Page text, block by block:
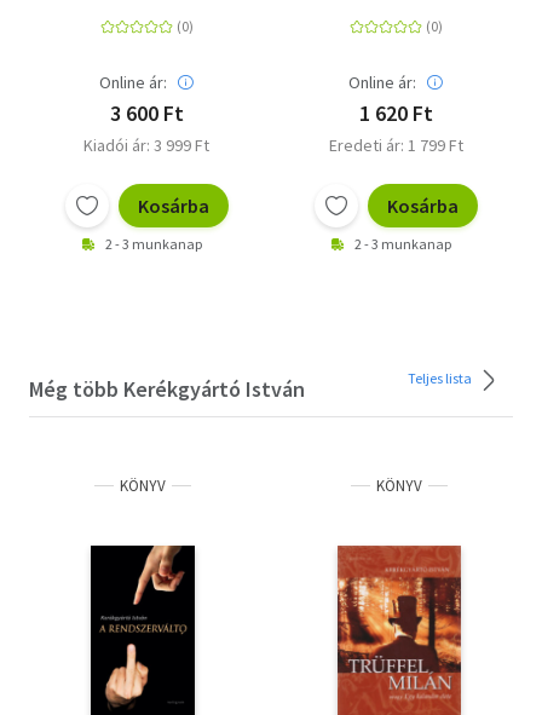
Online ár:
3 600 Ft
Kiadói ár: 3 999 Ft
Kosárba
2 - 3 munkanap
Online ár:
1 620 Ft
Eredeti ár: 1 799 Ft
Kosárba
2 - 3 munkanap
Még több Kerékgyártó István Teljes lista
KÖNYV KÖNYV